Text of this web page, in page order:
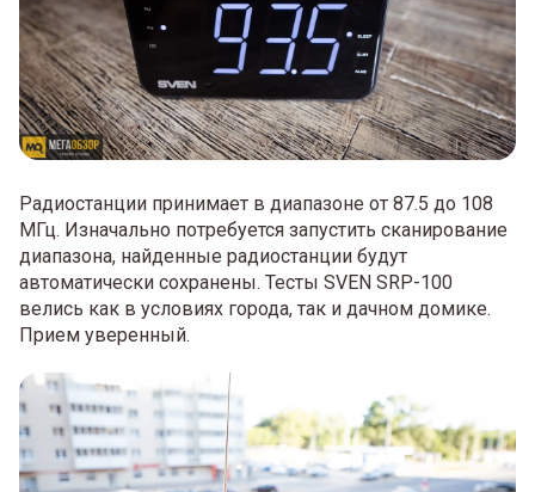
Радиостанции принимает в диапазоне от 87.5 до 108
МГц. Изначально потребуется запустить сканирование
диапазона, найденные радиостанции будут
автоматически сохранены. Тесты SVEN SRP-100
велись как в условиях города, так и дачном домике.
Прием уверенный.